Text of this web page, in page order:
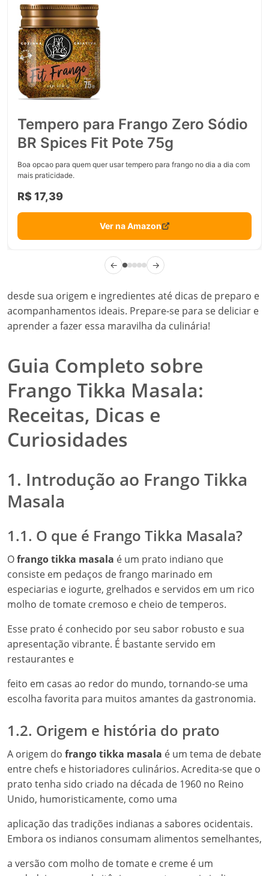
Tempero para Frango Zero Sódio
BR Spices Fit Pote 75g
Boa opcao para quem quer usar tempero para frango no dia a dia com
mais praticidade.
R$ 17,39
Ver na Amazon
← →
desde sua origem e ingredientes até dicas de preparo e
acompanhamentos ideais. Prepare-se para se deliciar e
aprender a fazer essa maravilha da culinária!
Guia Completo sobre
Frango Tikka Masala:
Receitas, Dicas e
Curiosidades
1. Introdução ao Frango Tikka
Masala
1.1. O que é Frango Tikka Masala?
Ofrango tikka masala é um prato indiano que
consiste em pedaços de frango marinado em
especiarias e iogurte, grelhados e servidos em um rico
molho de tomate cremoso e cheio de temperos.
Esse prato é conhecido por seu sabor robusto e sua
apresentação vibrante. É bastante servido em
restaurantes e
feito em casas ao redor do mundo, tornando-se uma
escolha favorita para muitos amantes da gastronomia.
1.2. Origem e história do prato
A origem do frango tikka masala é um tema de debate
entre chefs e historiadores culinários. Acredita-se que o
prato tenha sido criado na década de 1960 no Reino
Unido, humoristicamente, como uma
aplicação das tradições indianas a sabores ocidentais.
Embora os indianos consumam alimentos semelhantes,
a versão com molho de tomate e creme é um